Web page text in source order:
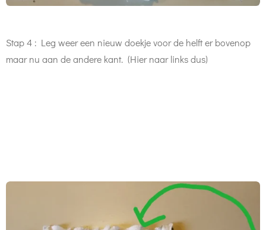
Stap 4 : Leg weer een nieuw doekje voor de helft er bovenop
maar nu aan de andere kant. (Hier naar links dus)